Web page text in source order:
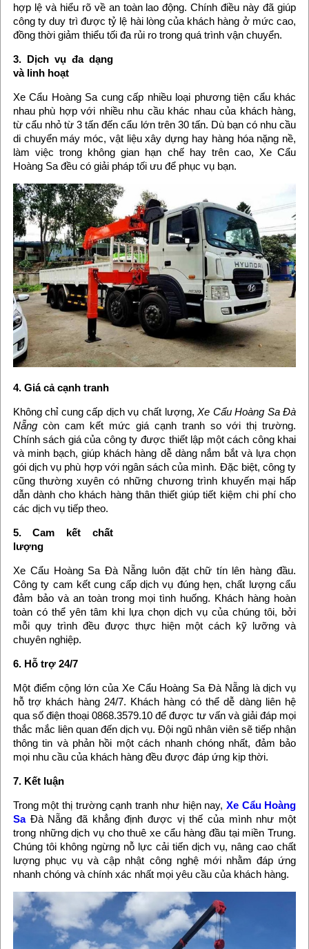
hợp lệ và hiểu rõ về an toàn lao động. Chính điều này đã giúp
công ty duy trì được tỷ lệ hài lòng của khách hàng ở mức cao,
đồng thời giảm thiểu tối đa rủi ro trong quá trình vận chuyển.
3. Dịch vụ đa dạng
và linh hoạt
Xe Cẩu Hoàng Sa cung cấp nhiều loại phương tiện cẩu khác
nhau phù hợp với nhiều nhu cầu khác nhau của khách hàng,
từ cẩu nhỏ từ 3 tấn đến cẩu lớn trên 30 tấn. Dù bạn có nhu cầu
di chuyển máy móc, vật liệu xây dựng hay hàng hóa nặng nề,
làm việc trong không gian hạn chế hay trên cao, Xe Cẩu
Hoàng Sa đều có giải pháp tối ưu để phục vụ bạn.
4. Giá cả cạnh tranh
Không chỉ cung cấp dịch vụ chất lượng,Xe Cẩu Hoàng Sa Đà
Nẵngcòn cam kết mức giá cạnh tranh so với thị trường.
Chính sách giá của công ty được thiết lập một cách công khai
và minh bạch, giúp khách hàng dễ dàng nắm bắt và lựa chọn
gói dịch vụ phù hợp với ngân sách của mình. Đặc biệt, công ty
cũng thường xuyên có những chương trình khuyến mại hấp
dẫn dành cho khách hàng thân thiết giúp tiết kiệm chi phí cho
các dịch vụ tiếp theo.
5. Cam kết chất
lượng
Xe Cẩu Hoàng Sa Đà Nẵng luôn đặt chữ tín lên hàng đầu.
Công ty cam kết cung cấp dịch vụ đúng hẹn, chất lượng cẩu
đảm bảo và an toàn trong mọi tình huống. Khách hàng hoàn
toàn có thể yên tâm khi lựa chọn dịch vụ của chúng tôi, bởi
mỗi quy trình đều được thực hiện một cách kỹ lưỡng và
chuyên nghiệp.
6. Hỗ trợ 24/7
Một điểm cộng lớn của Xe Cẩu Hoàng Sa Đà Nẵng là dịch vụ
hỗ trợ khách hàng 24/7. Khách hàng có thể dễ dàng liên hệ
qua số điện thoại 0868.3579.10 để được tư vấn và giải đáp mọi
thắc mắc liên quan đến dịch vụ. Đội ngũ nhân viên sẽ tiếp nhận
thông tin và phản hồi một cách nhanh chóng nhất, đảm bảo
mọi nhu cầu của khách hàng đều được đáp ứng kịp thời.
7. Kết luận
Trong một thị trường cạnh tranh như hiện nay, Xe Cẩu Hoàng
SaĐà Nẵng đã khẳng định được vị thế của mình như một
trong những dịch vụ cho thuê xe cẩu hàng đầu tại miền Trung.
Chúng tôi không ngừng nỗ lực cải tiến dịch vụ, nâng cao chất
lượng phục vụ và cập nhật công nghệ mới nhằm đáp ứng
nhanh chóng và chính xác nhất mọi yêu cầu của khách hàng.